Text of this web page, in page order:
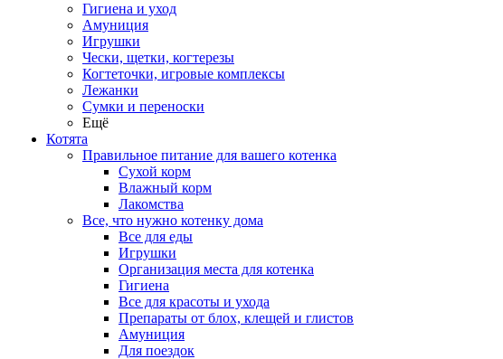
Гигиена и уход
Амуниция
Игрушки
Чески, щетки, когтерезы
Когтеточки, игровые комплексы
Лежанки
Сумки и переноски
Ещё
Котята
Правильное питание для вашего котенка
Сухой корм
Влажный корм
Лакомства
Все, что нужно котенку дома
Все для еды
Игрушки
Организация места для котенка
Гигиена
Все для красоты и ухода
Препараты от блох, клещей и глистов
Амуниция
Для поездок